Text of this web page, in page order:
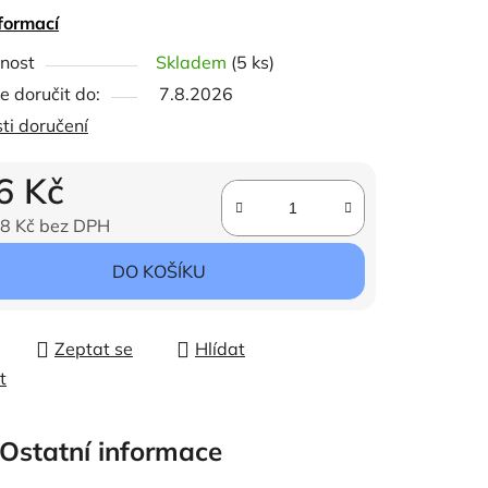
Výška: 17 cm, Hloubka: 46 cm
Skladem (5 ks)
doručit do:
7.8.2026
doručení
Kč
Kč bez DPH
DO KOŠÍKU
Zeptat se
Hlídat
Ostatní informace